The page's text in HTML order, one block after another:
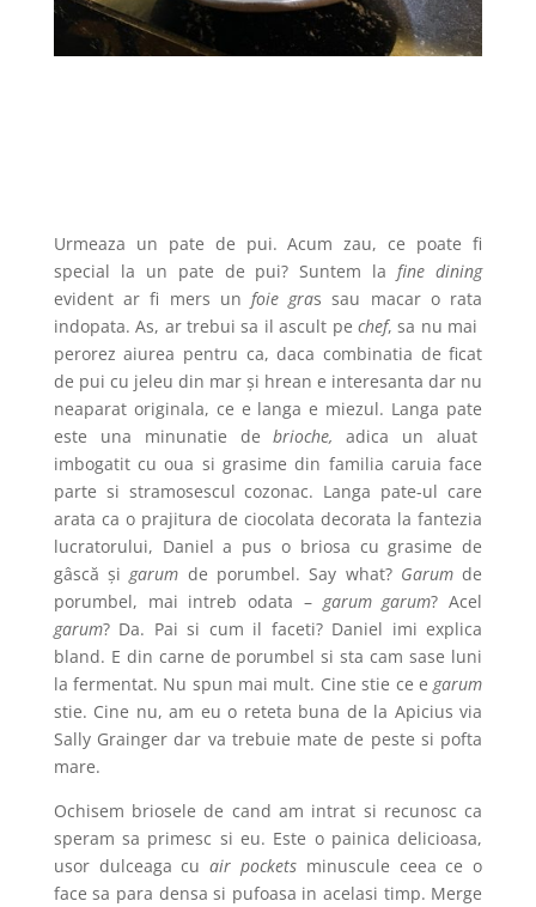
Urmeaza un pate de pui. Acum zau, ce poate fi
special la un pate de pui? Suntem lafine dining
evident ar fi mers un foie gras sau macar o rata
indopata. As, ar trebui sa il ascult pe chef, sa nu mai
perorez aiurea pentru ca, daca combinatia de ficat
de pui cu jeleu din mar și hrean e interesanta dar nu
neaparat originala, ce e langa e miezul. Langa pate
este una minunatie debrioche, adica un aluat
imbogatit cu oua si grasime din familia caruia face
parte si stramosescul cozonac. Langa pate-ul care
arata ca o prajitura de ciocolata decorata la fantezia
lucratorului, Daniel a pus o briosa cu grasime de
gâscă șigarum de porumbel. Say what? Garumde
porumbel, mai intreb odata – garum garum? Acel
garum? Da. Pai si cum il faceti? Daniel imi explica
bland. E din carne de porumbel si sta cam sase luni
la fermentat. Nu spun mai mult. Cine stie ce egarum
stie. Cine nu, am eu o reteta buna de la Apicius via
Sally Grainger dar va trebuie mate de peste si pofta
mare.
Ochisem briosele de cand am intrat si recunosc ca
speram sa primesc si eu. Este o painica delicioasa,
usor dulceaga cu air pockets minuscule ceea ce o
face sa para densa si pufoasa in acelasi timp. Merge